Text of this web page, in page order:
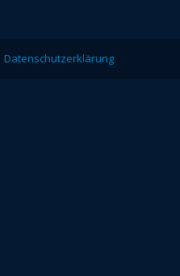
Datenschutzerklärung